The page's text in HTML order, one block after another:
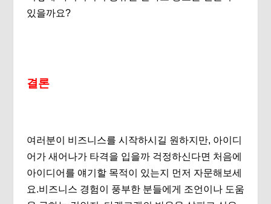
있을까요?
결론
여러분이 비즈니스를 시작하시길 원하지만, 아이디
어가 새어나가 타격을 입을까 걱정하신다면 처음에
아이디어를 얘기할 목적이 있는지 먼저 자문해보세
요.비즈니스 경험이 풍부한 분들에게 조언이나 도움